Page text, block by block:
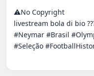
⚠️No Copyright
livestream bola di bio
#Neymar #Brasil
#Seleção